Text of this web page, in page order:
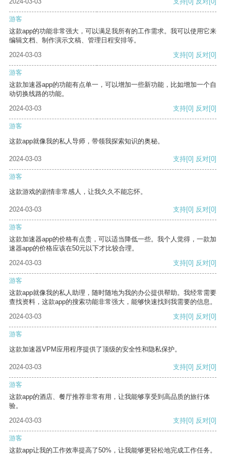
游客
这款app的功能非常强大，可以满足我所有的工作需求。我可以使用它来
编辑文档、制作演示文稿、管理日程安排等。
2024-03-03
支持[0] 反对[0]
游客
这款加速器app的功能有点单一，可以增加一些新功能，比如增加一个自
动切换线路的功能。
2024-03-03
支持[0] 反对[0]
游客
这款app就像我的私人导师，带领我探索知识的奥秘。
2024-03-03 支持[0] 反对[0]
游客
这款游戏的剧情非常感人，让我久久不能忘怀。
2024-03-03 支持[0] 反对[0]
游客
这款加速器app的价格有点贵，可以适当降低一些。我个人觉得，一款加
速器app的价格应该在50元以下才比较合理。
2024-03-03
支持[0] 反对[0]
游客
这款app就像我的私人助理，随时随地为我的办公提供帮助。我经常需要
查找资料，这款app的搜索功能非常强大，能够快速找到我需要的信息。
2024-03-03
支持[0] 反对[0]
游客
这款加速器VPM应用程序提供了顶级的安全性和隐私保护。
2024-03-03 支持[0] 反对[0]
游客
这款app的酒店、餐厅推荐非常有用，让我能够享受到高品质的旅行体
验。
2024-03-03
支持[0] 反对[0]
游客
这款app让我的工作效率提高了50%，让我能够更轻松地完成工作任务。